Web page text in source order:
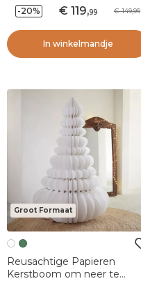
-20% 119,99 149,99
In winkelmandje
Groot Formaat
Reusachtige Papieren
Kerstboom om neer te